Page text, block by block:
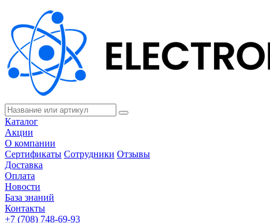
Каталог
Акции
О компании
Сертификаты Сотрудники Отзывы
Доставка
Оплата
Новости
База знаний
Контакты
+7 (708) 748-69-93